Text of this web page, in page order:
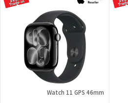
Watch 11 GPS 46mm